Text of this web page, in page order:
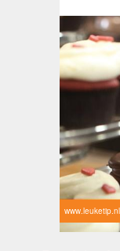
www.leuketip.nl